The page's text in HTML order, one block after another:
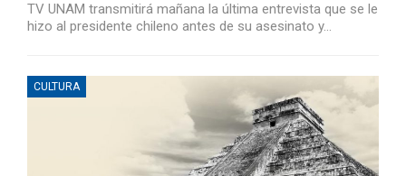
TV UNAM transmitirá mañana la última entrevista que se le
hizo al presidente chileno antes de su asesinato y…
CULTURA